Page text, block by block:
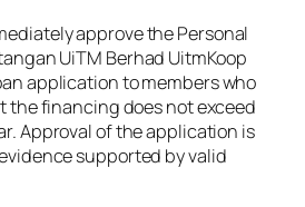
approve the Personal
UiTM Berhad UitmKoop
application to members who
the financing does not exceed
Approval of the application is
supported by valid